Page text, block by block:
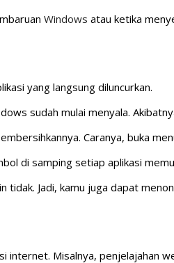
Windows atau ketika
yang langsung diluncurkan.
sudah mulai menyala.
Caranya, buka
di samping setiap aplikasi
Jadi, kamu juga dapat
internet. Misalnya, penjelajahan